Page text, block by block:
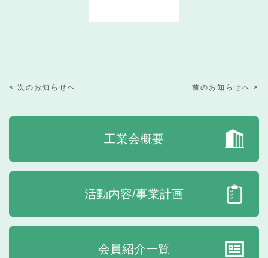
< 次のお知らせへ 前のお知らせへ >
工業会概要
活動内容/事業計画
会員紹介一覧